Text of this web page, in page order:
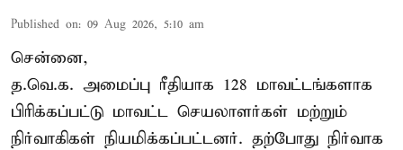
Published on: 09 Aug 2026, 5:10 am
சென்னை,
த.வெ.க. அமைப்பு ரீதியாக 128 மாவட்டங்களாக
பிரிக்கப்பட்டு மாவட்ட செயலாளர்கள் மற்றும்
நிர்வாகிகள் நியமிக்கப்பட்டனர். தற்போது நிர்வாக